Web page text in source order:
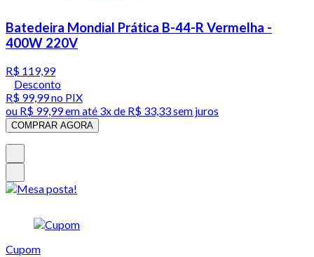
Batedeira Mondial Prática B-44-R Vermelha -
400W 220V
R$ 119,99
Desconto
R$ 99,99no PIX
ou R$ 99,99em até 3x de R$ 33,33 sem juros
COMPRAR AGORA
Cupom